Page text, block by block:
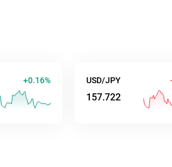
+0.15% USD/JPY -0.00%
157.723